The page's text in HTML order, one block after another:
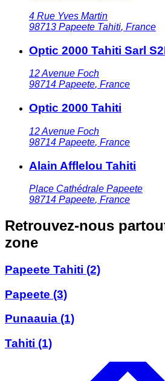
4 Rue Yves Martin
98713 Papeete Tahiti, France
Optic 2000 Tahiti Sarl
12 Avenue Foch
98714 Papeete, France
Optic 2000 Tahiti
12 Avenue Foch
98714 Papeete, France
Alain Afflelou Tahiti
Place Cathédrale Papeete
98714 Papeete, France
Retrouvez-nous
zone
Papeete Tahiti (2)
Papeete (3)
Punaauia (1)
Tahiti (1)